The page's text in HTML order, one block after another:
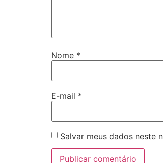
Nome *
E-mail *
Salvar meus dados neste